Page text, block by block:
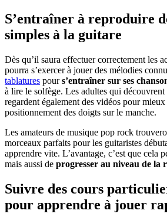
S’entraîner à reproduire
simples à la guitare
Dès qu’il saura effectuer correctement les
pourra s’exercer à jouer des mélodies
tablatures pours’entraîner sur ses
à lire le solfège. Les adultes qui
regardent également des vidéos pour
positionnement des doigts sur le manche.
Les amateurs de musique pop rock
morceaux parfaits pour les guitaristes
apprendre vite. L’avantage, c’est que cela
mais aussi de progresser au niveau de la
Suivre des cours
pour apprendre à jouer